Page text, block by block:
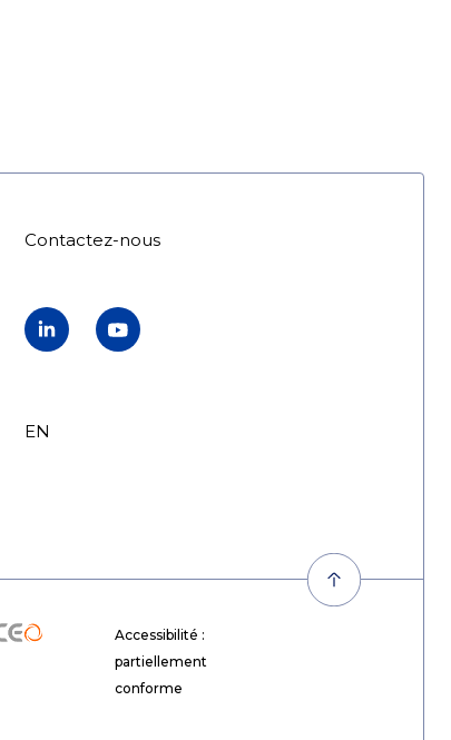
Contactez-nous
LinkedInYouTube
FR
EN
Accessibilité :
partiellement
conforme